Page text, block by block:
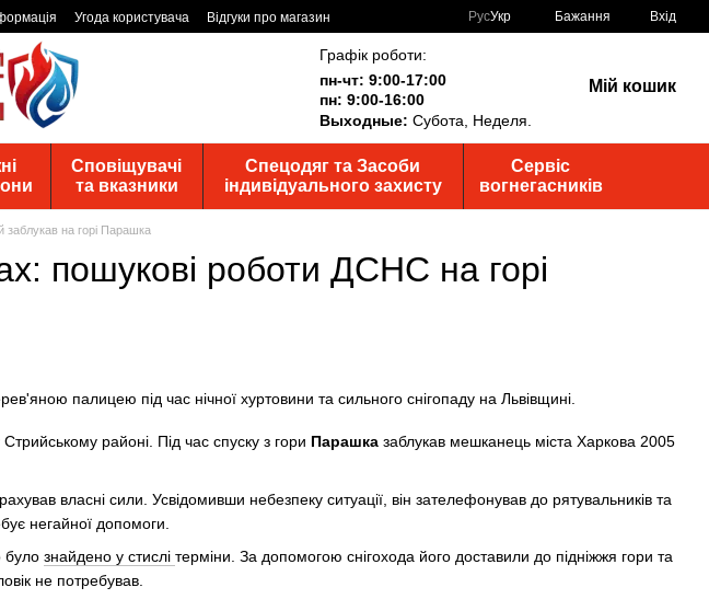
Угода користувача
Відгуки про магазин
РусУкр Бажання Вхід
Графік роботи:
пн-чт: 9:00-17:00
пн: 9:00-16:00
Выходные: Субота, Неделя.
Мій кошик
Сповіщувачі
та вказники
Спецодяг та Засоби
індивідуального захисту
Сервіс
вогнегасників
заблукав на горі Парашка
пошукові роботи ДСНС на горі
районі. Під час спуску з гори Парашка заблукав мешканець міста Харкова 2005
власні сили. Усвідомивши небезпеку ситуації, він зателефонував до рятувальників та
негайної допомоги.
було знайдено у стислі терміни. За допомогою снігохода його доставили до підніжжя гори та
не потребував.